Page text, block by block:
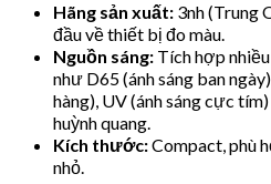
Hãng sản xuất: 3nh (Trung
đầu về thiết bị đo màu.
Nguồn sáng: Tích hợp
như D65 (ánh sáng ban
hàng), UV (ánh sáng cực
huỳnh quang.
Kích thước:Compact, phù
nhỏ.